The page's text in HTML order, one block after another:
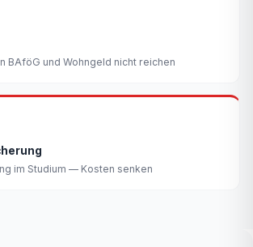
BAföG und Wohngeld nicht reichen
im Studium — Kosten senken